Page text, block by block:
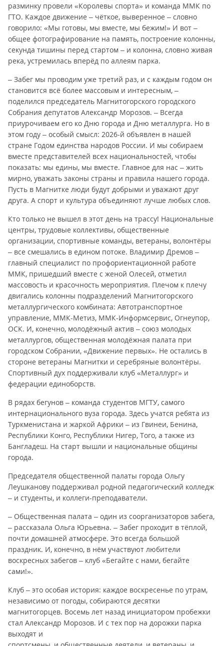
разминку провели «Королевы спорта» и команда ММК по
ГТО. Каждое движение – чёткое, выверенное – словно
говорило: «Мы готовы, мы вместе, мы бежим!» И вот –
общее фотографирование на память, построение колонны,
секунда тишины перед стартом – и колонна, словно живая
река, устремилась вперёд по аллеям парка.
– Забег мы проводим уже третий раз, и с каждым годом он
становится всё более массовым и интересным, –
поделился председатель Магнитогорского городского
Собрания депутатов Александр Морозов. – Всегда
приурочиваем его ко Дню города и Дню металлурга. Но в
этом году – особый смысл: 2026-й объявлен в нашей
стране Годом единства народов России. И мы собираем
вместе представителей всех национальностей, чтобы
показать: мы едины, мы вместе. Главное для нас – жить
мирно, уважать законы страны и правила нашего города.
Пусть в Магнитке люди будут добрыми и уважают друг
друга. А спорт и культура объединяют лучше любых слов.
Кто только не вышел в этот день на трассу! Национальные
центры, трудовые коллективы, общественные
организации, спортивные команды, ветераны, волонтёры
– все смешались в едином потоке. Владимир Дремов –
главный специалист по профориентационной работе
ММК, пришедший вместе с женой Олесей, отметил
массовость и красочность мероприятия. Плечом к плечу
двигались колонны подразделений Магнитогорского
металлургического комбината: Автотранспортное
управление, ММК-Метиз, ММК-Информсервис, Огнеупор,
ОСК. И, конечно, молодёжный актив – союз молодых
металлургов, общественная молодёжная палата при
городском Собрании, «Движение первых». Не остались в
стороне ветераны Магнитки и серебряные волонтёры.
Спортивный дух поддерживали клуб «Металлург» и
федерации единоборств.
В рядах бегунов – команда студентов МГТУ, самого
интернационального вуза города. Здесь учатся ребята из
Туркменистана и жаркой Африки – из Гвинеи, Бенина,
Республики Конго, Республики Нигер, Того, а также из
Бангладеш. На старт вышли и национальные общины
города.
Председателя общественной палаты города Ольгу
Леушканову поддерживал родной педагогический колледж
– и студенты, и коллеги-преподаватели.
– Общественная палата – один из соорганизаторов забега,
– рассказала Ольга Юрьевна. – Забег проходит в тёплой,
почти домашней атмосфере. Это всегда большой
праздник. И, конечно, в нём участвуют любители
воскресных забегов – клуб «Бегайте с нами, бегайте
сами!».
Клуб – это особая история: каждое воскресенье по утрам,
независимо от погоды, собираются десятки
магнитогорцев. Восемь лет назад инициатором пробежки
стал Александр Морозов. И с тех пор на дорожки парка
выходят и